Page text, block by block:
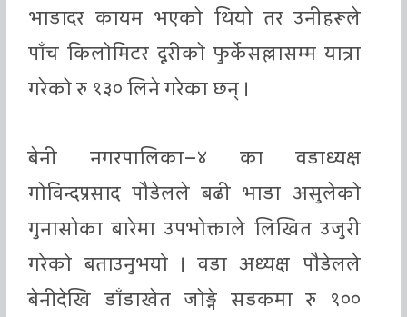
भाडादर कायम भएको थियो तर उनीहरूले
पाँच किलोमिटर दूरीको फुर्केसल्लासम्म यात्रा
गरेको रु १३० लिने गरेका छन् ।
बेनी नगरपालिका–४ का वडाध्यक्ष
गोविन्दप्रसाद पौडेलले बढी भाडा असुलेको
गुनासोका बारेमा उपभोक्ताले लिखित उजुरी
गरेको बताउनुभयो । वडा अध्यक्ष पौडेलले
बेनीदेखि डाँडाखेत जोड्ने सडकमा रु १००